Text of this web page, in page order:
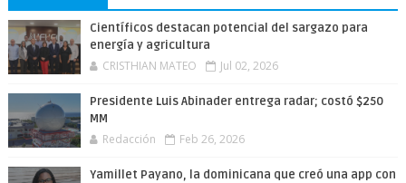
Científicos destacan potencial del sargazo para
energía y agricultura
CRISTHIAN MATEO Jul 02, 2026
Presidente Luis Abinader entrega radar; costó $250
MM
Redacción Feb 26, 2026
Yamillet Payano, la dominicana que creó una app con